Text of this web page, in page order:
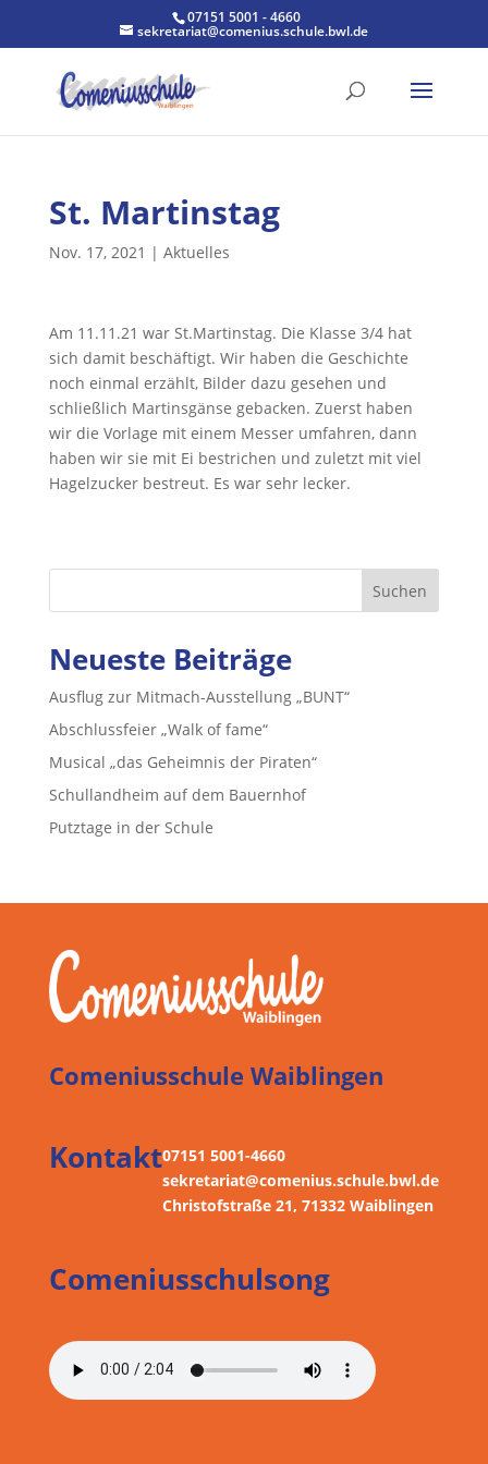
07151 5001 - 4660
sekretariat@comenius.schule.bwl.de
St. Martinstag
Nov. 17, 2021 | Aktuelles
Am 11.11.21 war St.Martinstag. Die Klasse 3/4 hat
sich damit beschäftigt. Wir haben die Geschichte
noch einmal erzählt, Bilder dazu gesehen und
schließlich Martinsgänse gebacken. Zuerst haben
wir die Vorlage mit einem Messer umfahren, dann
haben wir sie mit Ei bestrichen und zuletzt mit viel
Hagelzucker bestreut. Es war sehr lecker.
Suchen
Neueste Beiträge
Ausflug zur Mitmach-Ausstellung „BUNT“
Abschlussfeier „Walk of fame“
Musical „das Geheimnis der Piraten“
Schullandheim auf dem Bauernhof
Putztage in der Schule
Comeniusschule Waiblingen
Kontakt07151 5001-4660
sekretariat@comenius.schule.bwl.de
Christofstraße 21, 71332 Waiblingen
Comeniusschulsong